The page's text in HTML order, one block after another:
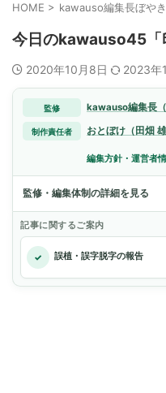
HOME > kawauso編集長ぼやき
今日のkawauso45「
2020年10月8日 2023年
監修 kawauso編集長（
制作責任者 おとぼけ（田畑 雄
編集方針・運営者
監修・編集体制の詳細を見る
記事に関するご案内
✓ 誤植・誤字脱字の報告